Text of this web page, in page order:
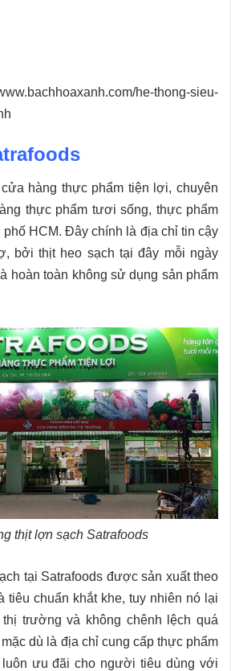
he-thong-sieu-
hàng thực phẩm tiện lợi, chuyên
thực phẩm tươi sống, thực phẩm
phố HCM. Đây chính là địa chỉ tin cậy
bởi thịt heo sạch tại đây mỗi ngày
hoàn toàn không sử dụng sản phẩm
thịt lợn sạch Satrafoods
tại Satrafoods được sản xuất theo
tiêu chuẩn khắt khe, tuy nhiên nó lại
trường và không chênh lệch quá
dù là địa chỉ cung cấp thực phẩm
luôn ưu đãi cho người tiêu dùng với